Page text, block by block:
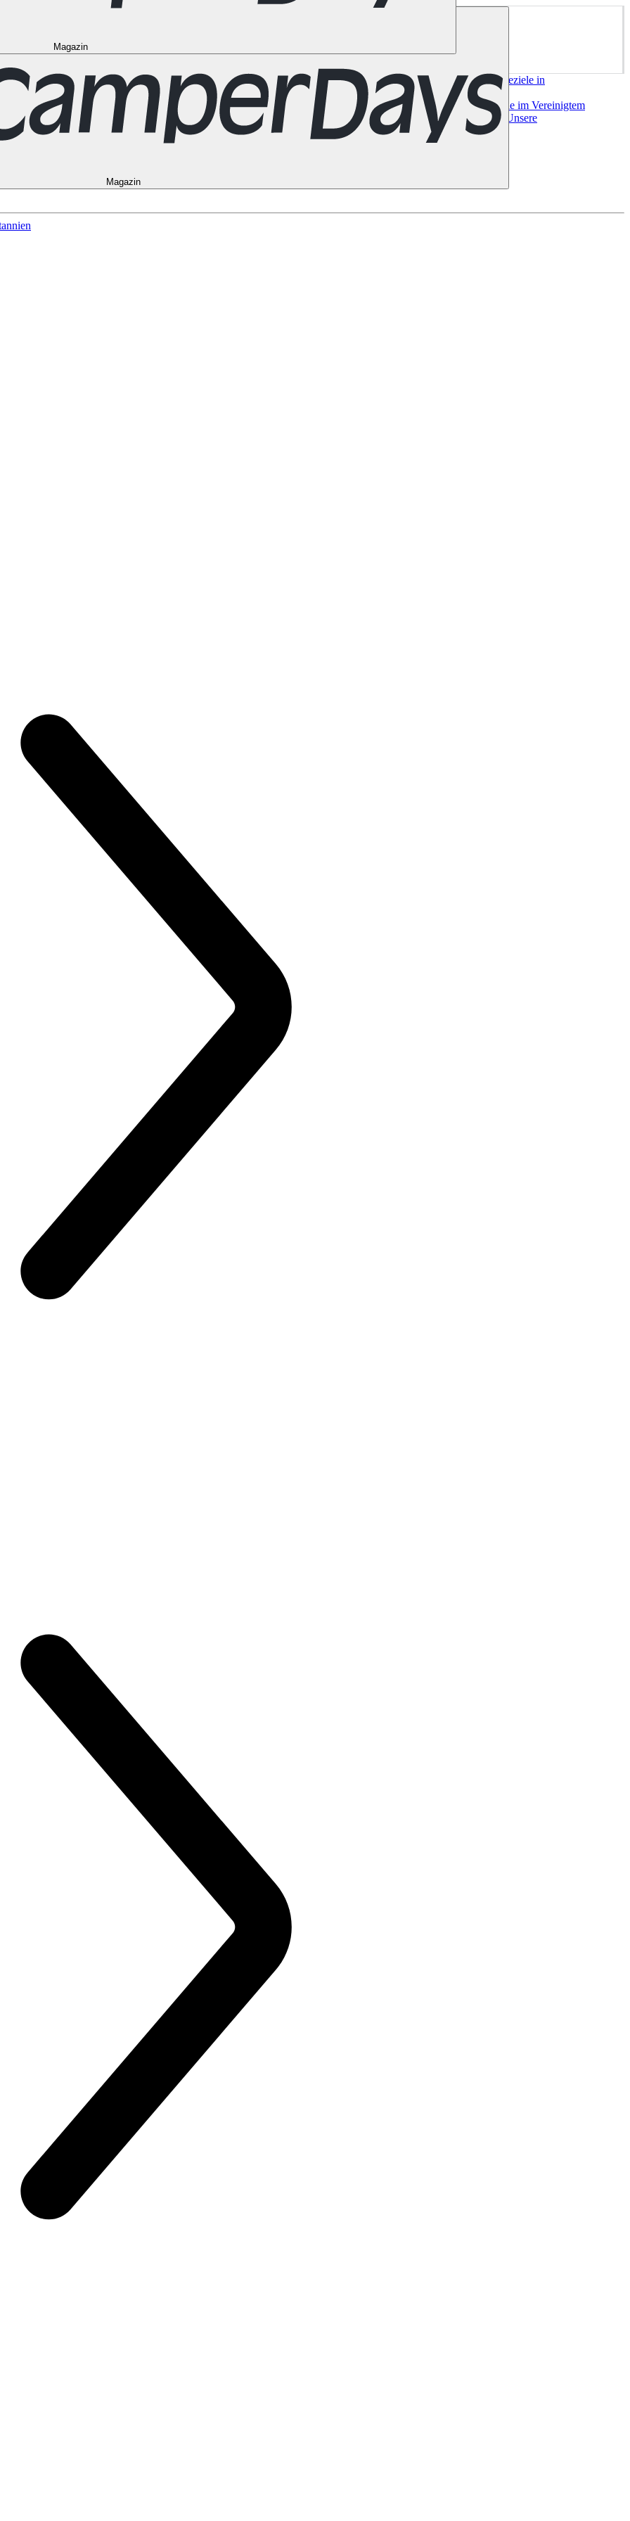
Magazin
Magazin
Vancouver Alle Ziele in den USALas Vegas Los Angeles MiamiNew YorkSan Francisco ChileCosta RicaAlle Reiseziele in
Alle Reiseziele in Frankreich Korsika LyonMarseilles Nizza Paris Toulouse Alle Reiseziele in
NorwegenBergen Oslo Alle Reiseziele in Spanien Andalusien Barcelona Bilbao MadridSevilla Valencia Alle Reiseziele im Vereinigtem
in Australien Brisbane Cairns Melbourne Perth Sydney Alle Ziele in Neuseeland Auckland ChristchurchQueenstown
Unsere